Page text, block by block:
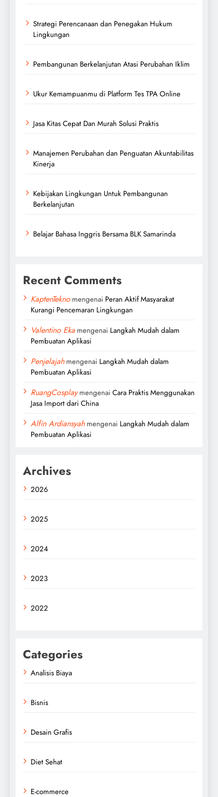
Strategi Perencanaan dan Penegakan Hukum
Lingkungan
Pembangunan Berkelanjutan Atasi Perubahan Iklim
Ukur Kemampuanmu di Platform Tes TPA Online
Jasa Kitas Cepat Dan Murah Solusi Praktis
Manajemen Perubahan dan Penguatan Akuntabilitas
Kinerja
Kebijakan Lingkungan Untuk Pembangunan
Berkelanjutan
Belajar Bahasa Inggris Bersama BLK Samarinda
Recent Comments
KaptenTeknomengenai Peran Aktif Masyarakat
Kurangi Pencemaran Lingkungan
Valentino Eka mengenai Langkah Mudah dalam
Pembuatan Aplikasi
Penjelajahmengenai Langkah Mudah dalam
Pembuatan Aplikasi
RuangCosplaymengenai Cara Praktis Menggunakan
Jasa Import dari China
Alfin Ardiansyahmengenai Langkah Mudah dalam
Pembuatan Aplikasi
Archives
2026
2025
2024
2023
2022
Categories
Analisis Biaya
Bisnis
Desain Grafis
Diet Sehat
E-commerce